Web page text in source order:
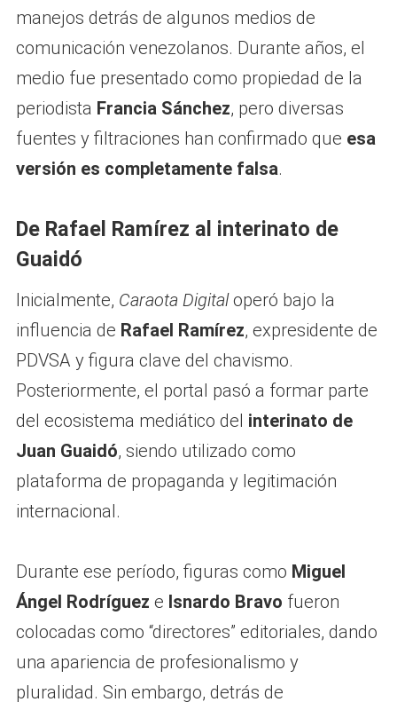
manejos detrás de algunos medios de
comunicación venezolanos. Durante años, el
medio fue presentado como propiedad de la
periodista Francia Sánchez, pero diversas
fuentes y filtraciones han confirmado que esa
versión es completamente falsa.
De Rafael Ramírez al interinato de
Guaidó
Inicialmente, Caraota Digitaloperó bajo la
influencia de Rafael Ramírez, expresidente de
PDVSA y figura clave del chavismo.
Posteriormente, el portal pasó a formar parte
del ecosistema mediático del interinato de
Juan Guaidó, siendo utilizado como
plataforma de propaganda y legitimación
internacional.
Durante ese período, figuras como Miguel
Ángel Rodríguez e Isnardo Bravo fueron
colocadas como “directores” editoriales, dando
una apariencia de profesionalismo y
pluralidad. Sin embargo, detrás de